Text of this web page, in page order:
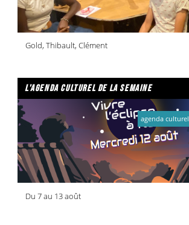
Gold, Thibault, Clément
l'agenda culturel de la semaine
Du 7 au 13 août
agenda culturel